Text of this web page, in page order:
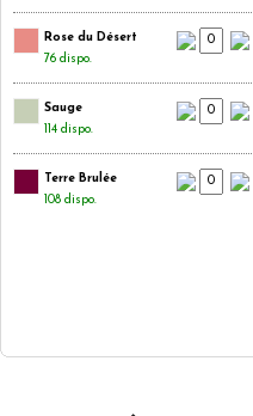
Rose du Désert
76 dispo.
Sauge
114 dispo.
Terre Brulée
108 dispo.